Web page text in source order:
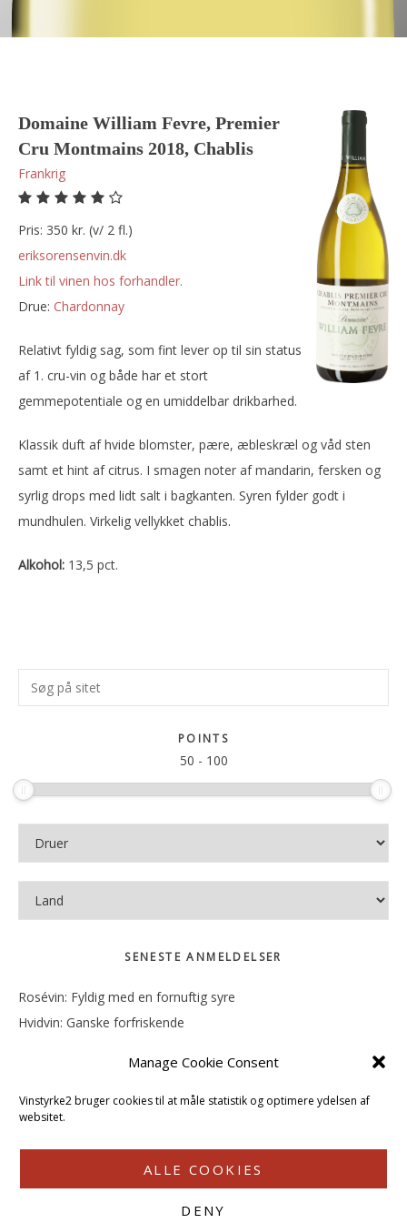
Manage Cookie Consent
Vinstyrke2 bruger cookies til at måle statistik og optimere ydelsen af
websitet.
ALLE COOKIES
DENY
Domaine William Fevre, Premier
Cru Montmains 2018, Chablis
Frankrig
Pris: 350 kr. (v/ 2 fl.)
eriksorensenvin.dk
Link til vinen hos forhandler.
Drue:
chardonnay
Relativt fyldig sag, som fint lever op til sin status
af 1. cru-vin og både har et stort
gemmepotentiale og en umiddelbar drikbarhed.
Klassik duft af hvide blomster, pære, æbleskræl og våd sten
samt et hint af citrus. I smagen noter af mandarin, fersken og
syrlig drops med lidt salt i bagkanten. Syren fylder godt i
mundhulen. Virkelig vellykket chablis.
Alkohol: 13,5 pct.
Primær
Sidebar
Søg
på
POINTS
50 - 100
SENESTE ANMELDELSER
Rosévin: Fyldig med en fornuftig syre
Hvidvin: Ganske forfriskende
Hvidvin: Smørfedme og tropisk sødme
Rosévin: Blød, rund og sødladen
COPYRIGHT © 2026 · VINSTYRKE2